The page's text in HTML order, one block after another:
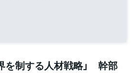
を制する人材戦略」 幹部